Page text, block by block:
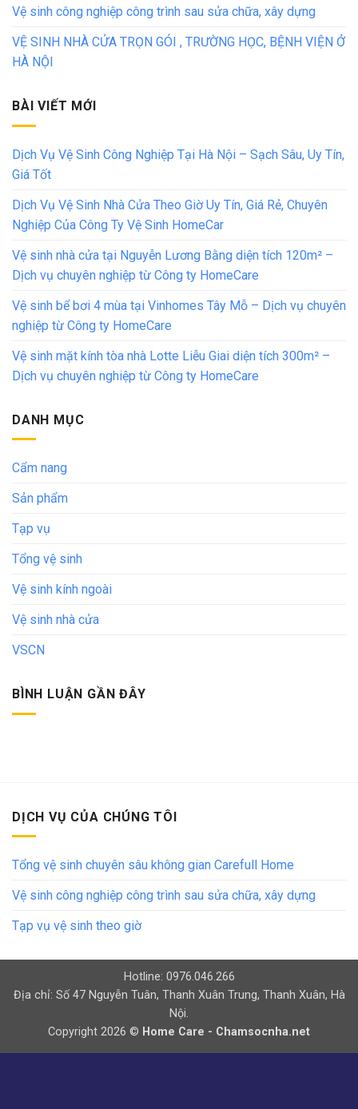
Vệ sinh công nghiệp công trình sau sửa chữa, xây dựng
VỆ SINH NHÀ CỬA TRỌN GÓI , TRƯỜNG HỌC, BỆNH VIỆN Ở
HÀ NỘI
BÀI VIẾT MỚI
Dịch Vụ Vệ Sinh Công Nghiệp Tại Hà Nội – Sạch Sâu, Uy Tín,
Giá Tốt
Dịch Vụ Vệ Sinh Nhà Cửa Theo Giờ Uy Tín, Giá Rẻ, Chuyên
Nghiệp Của Công Ty Vệ Sinh HomeCar
Vệ sinh nhà cửa tại Nguyễn Lương Bằng diện tích 120m² –
Dịch vụ chuyên nghiệp từ Công ty HomeCare
Vệ sinh bể bơi 4 mùa tại Vinhomes Tây Mỗ – Dịch vụ chuyên
nghiệp từ Công ty HomeCare
Vệ sinh mặt kính tòa nhà Lotte Liễu Giai diện tích 300m² –
Dịch vụ chuyên nghiệp từ Công ty HomeCare
DANH MỤC
Cẩm nang
Sản phẩm
Tạp vụ
Tổng vệ sinh
Vệ sinh kính ngoài
Vệ sinh nhà cửa
VSCN
BÌNH LUẬN GẦN ĐÂY
DỊCH VỤ CỦA CHÚNG TÔI
Tổng vệ sinh chuyên sâu không gian Carefull Home
Vệ sinh công nghiệp công trình sau sửa chữa, xây dựng
Tạp vụ vệ sinh theo giờ
Hotline: 0976.046.266
Địa chỉ: Số 47 Nguyễn Tuân, Thanh Xuân Trung, Thanh Xuân, Hà
Nội.
Copyright 2026 © Home Care - Chamsocnha.net